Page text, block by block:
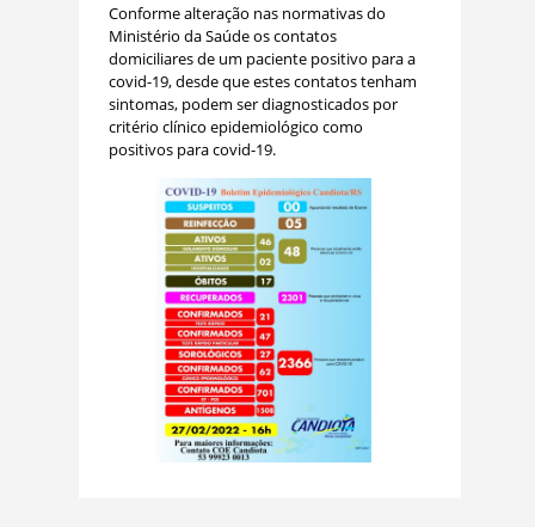
Conforme alteração nas normativas do
Ministério da Saúde os contatos
domiciliares de um paciente positivo para a
covid-19, desde que estes contatos tenham
sintomas, podem ser diagnosticados por
critério clínico epidemiológico como
positivos para covid-19.